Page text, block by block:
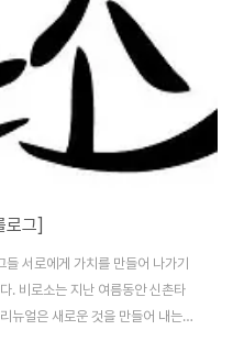
입니다. 자칫 변화가 커진다면 기
로그]
서로에게 가치를 만들어 나가기
. 비로소는 지난 여름동안 신촌타
뉴얼은 새로운 것을 만들어 내는